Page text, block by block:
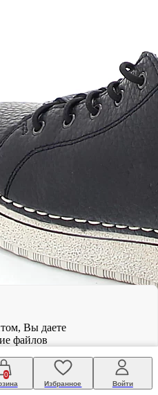
0
Избранное Войти
Вы даете
файлов